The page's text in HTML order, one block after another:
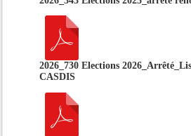
2026_730 Elections
CASDIS